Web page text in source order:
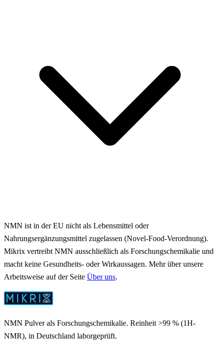
NMN ist in der EU nicht als Lebensmittel oder
Nahrungsergänzungsmittel zugelassen (Novel-Food-Verordnung).
Mikrix vertreibt NMN ausschließlich als Forschungschemikalie und
macht keine Gesundheits- oder Wirkaussagen. Mehr über unsere
Arbeitsweise auf der Seite Über uns.
NMN Pulver als Forschungschemikalie. Reinheit >99 % (1H-
NMR), in Deutschland laborgeprüft.